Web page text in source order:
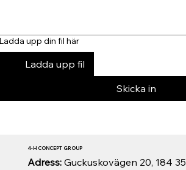
upp din fil här
Ladda upp fil
Skicka in
Adress: Guckuskovägen 20, 184 35
4-H CONCEPT GROUP